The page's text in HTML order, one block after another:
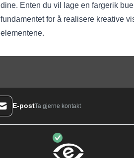
dine. Enten du vil lage en fargerik
fundamentet for å realisere kreative
elementene.
E-postTa gjerne kontakt